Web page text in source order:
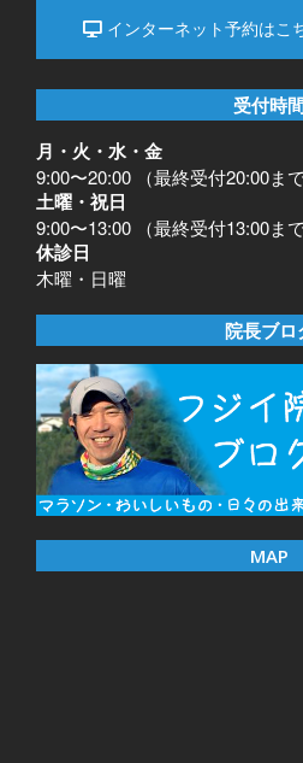
インターネット予約はこ
受付時
月・火・水・金
9:00〜20:00 （最終受付20:00まで
土曜・祝日
9:00〜13:00 （最終受付13:00まで
休診日
木曜・日曜
院長ブロ
MAP